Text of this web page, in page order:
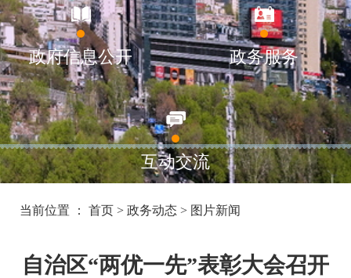
政府信息公开 政务服务
互动交流
当前位置 ： 首页 > 政务动态 > 图片新闻
自治区“两优一先”表彰大会召开